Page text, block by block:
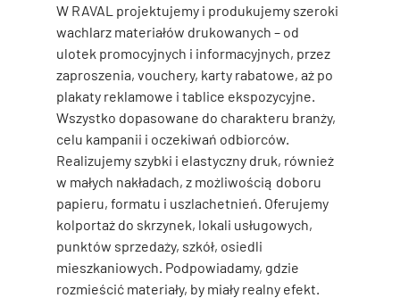
W RAVAL projektujemy i produkujemy szeroki
wachlarz materiałów drukowanych – od
ulotek promocyjnych i informacyjnych, przez
zaproszenia, vouchery, karty rabatowe, aż po
plakaty reklamowe i tablice ekspozycyjne.
Wszystko dopasowane do charakteru branży,
celu kampanii i oczekiwań odbiorców.
Realizujemy szybki i elastyczny druk, również
w małych nakładach, z możliwością doboru
papieru, formatu i uszlachetnień. Oferujemy
kolportaż do skrzynek, lokali usługowych,
punktów sprzedaży, szkół, osiedli
mieszkaniowych. Podpowiadamy, gdzie
rozmieścić materiały, by miały realny efekt.